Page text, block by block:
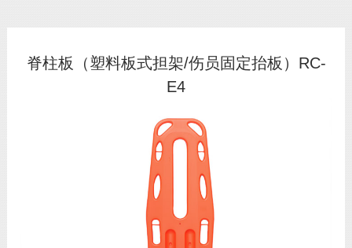
脊柱板（塑料板式担架/伤员固定抬板）RC-
E4